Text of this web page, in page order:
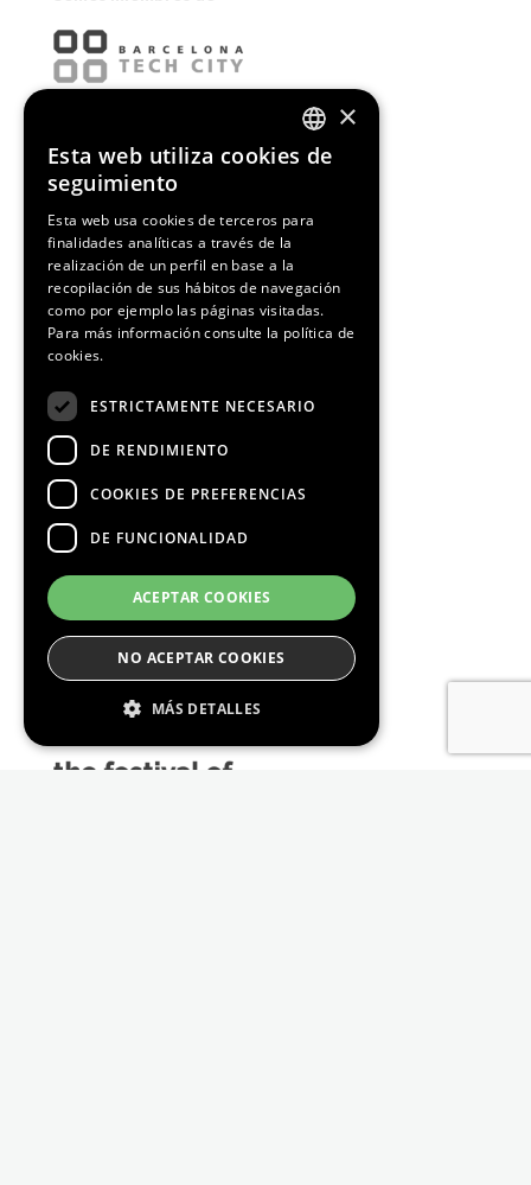
Media Partners
ENGLISH
×
Esta web utiliza cookies de
seguimiento
Esta web usa cookies de terceros para
finalidades analíticas a través de la
realización de un perfil en base a la
recopilación de sus hábitos de navegación
como por ejemplo las páginas visitadas.
Para más información consulte la política de
cookies.
ESTRICTAMENTE NECESARIO
DE RENDIMIENTO
COOKIES DE PREFERENCIAS
DE FUNCIONALIDAD
ACEPTAR COOKIES
NO ACEPTAR COOKIES
MÁS DETALLES